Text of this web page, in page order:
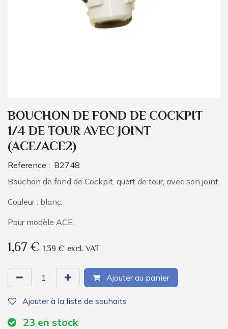
BOUCHON DE FOND DE COCKPIT
1/4 DE TOUR AVEC JOINT
(ACE/ACE2)
Reference : B2748
Bouchon de fond de Cockpit, quart de tour, avec son joint.
Couleur : blanc.
Pour modèle ACE.
1,67€ 1,39 € excl. VAT
Ajouter au panier
Ajouter à la liste de souhaits
23 en stock